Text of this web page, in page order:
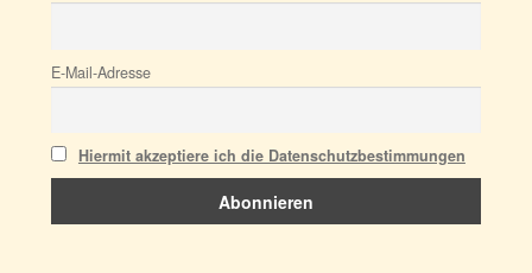
E-Mail-Adresse
Hiermit akzeptiere ich die Datenschutzbestimmungen